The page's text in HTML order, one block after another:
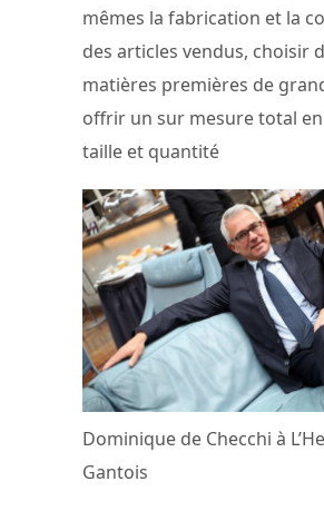
mêmes la fabrication et la
des articles vendus, choisir
matières premières de
offrir un sur mesure total
taille et quantité
Dominique de Checchi à
Gantois